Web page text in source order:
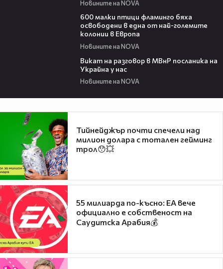
Новините на NOVA
600 малки птици фламинго бяха
освободени в една от най-големите
колонии в Европа
Новините на NOVA
Викат на разговор в МВнР посланика на
Украйна у нас
Новините на NOVA
Тийнейджър почти спечели над
милион долара с тотален гейминг
трол😯💥
55 милиарда по-късно: EA вече
официално е собственост на
Саудитска Арабия💰